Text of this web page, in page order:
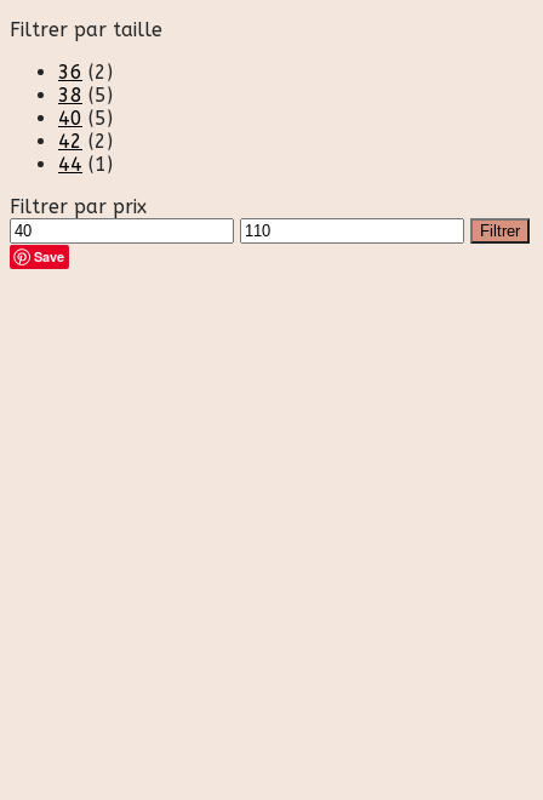
Filtrer par taille
36 (2)
38 (5)
40 (5)
42 (2)
44 (1)
Filtrer par prix
Prix
min
Prix
max
Filtrer
Save